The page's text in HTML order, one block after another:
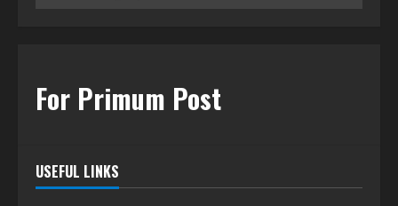
For Primum Post
USEFUL LINKS